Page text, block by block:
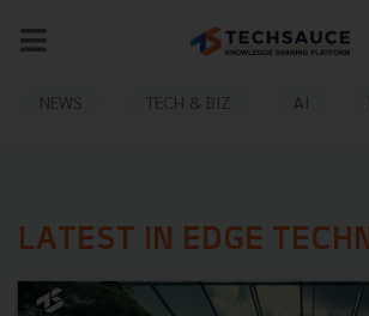
NEWS TECH & BIZ AI
LATEST IN EDGE